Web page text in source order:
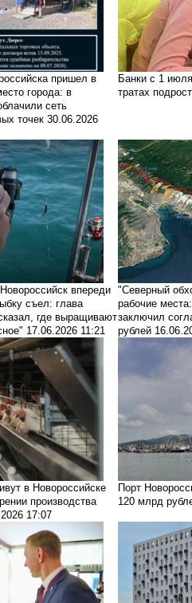
пришел в
города: в
сеть
точек 30.06.2026
Банки с 1
тратах
впереди
съел: глава
где выращивают
17.06.2026 11:21
"Северный
рабочие
заключил
рублей
в Новороссийске
производства
17:07
Порт
120 млрд